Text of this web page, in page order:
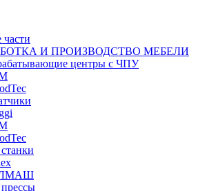
части
И ПРОИЗВОДСТВО МЕБЕЛИ
центры с ЧПУ